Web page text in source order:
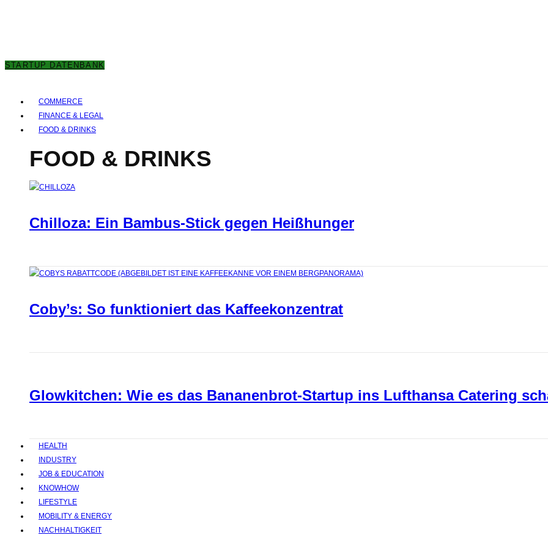
STARTUP DATENBANK
COMMERCE
FINANCE & LEGAL
FOOD & DRINKS
FOOD & DRINKS
Chilloza: Ein Bambus-Stick gegen Heißhunger
Coby’s: So funktioniert das Kaffeekonzentrat
Glowkitchen: Wie es das Bananenbrot-Startup ins Lufthansa Catering
HEALTH
INDUSTRY
JOB & EDUCATION
KNOWHOW
LIFESTYLE
MOBILITY & ENERGY
NACHHALTIGKEIT